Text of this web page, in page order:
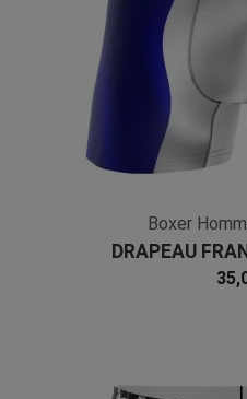
Boxer
DRAPEAU